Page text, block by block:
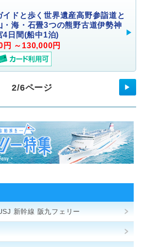
イドと歩く世界遺産高野参詣道と
・海・石畳3つの熊野古道伊勢神
4日間(船中1泊)
円 ～130,000円
2/6ページ ▶
新幹線 阪九フェリー